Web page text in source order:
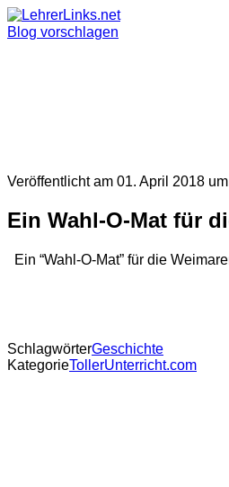
Skip
to
Blog vorschlagen
Veröffentlicht am 01. April 2018
Ein Wahl-O-Mat für
Ein “Wahl-O-Mat” für die
SchlagwörterGeschichte
KategorieTollerUnterricht.com